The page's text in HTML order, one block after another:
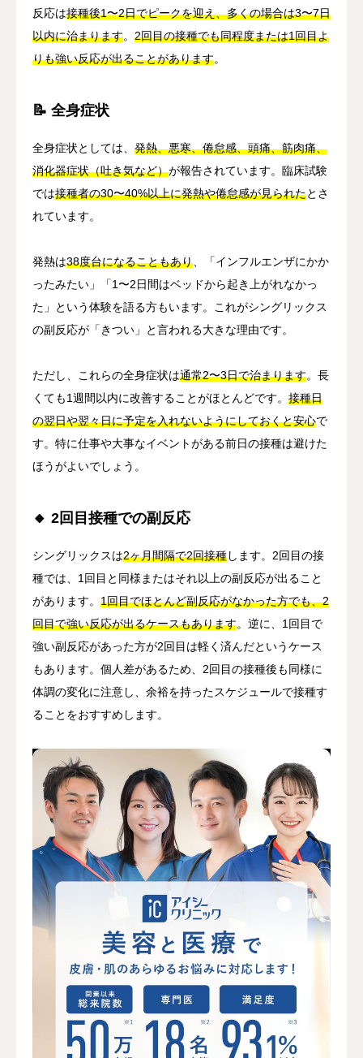
反応は接種後1〜2日でピークを迎え、多くの場合は3〜7日
以内に治まります。 2回目の接種でも同程度または1回目よ
りも強い反応が出ることがあります。
📝 全身症状
全身症状としては、 発熱、悪寒、倦怠感、頭痛、筋肉痛、
消化器症状（吐き気など）が報告されています。臨床試験
では接種者の30〜40%以上に発熱や倦怠感が見られたとさ
れています。
発熱は38度台になることもあり 、「インフルエンザにかか
ったみたい」「1〜2日間はベッドから起き上がれなかっ
た」という体験を語る方もいます。これがシングリックス
の副反応が「きつい」と言われる大きな理由です。
ただし、これらの全身症状は通常2〜3日で治まります。長
くても1週間以内に改善することがほとんどです。 接種日
の翌日や翌々日に予定を入れないようにしておくと安心で
す。特に仕事や大事なイベントがある前日の接種は避けた
ほうがよいでしょう。
🔸 2回目接種での副反応
シングリックスは2ヶ月間隔で2回接種します。2回目の接
種では、1回目と同様またはそれ以上の副反応が出ること
があります。 1回目でほとんど副反応がなかった方でも、2
回目で強い反応が出るケースもあります。逆に、1回目で
強い副反応があった方が2回目は軽く済んだというケース
もあります。個人差があるため、2回目の接種後も同様に
体調の変化に注意し、余裕を持ったスケジュールで接種す
ることをおすすめします。